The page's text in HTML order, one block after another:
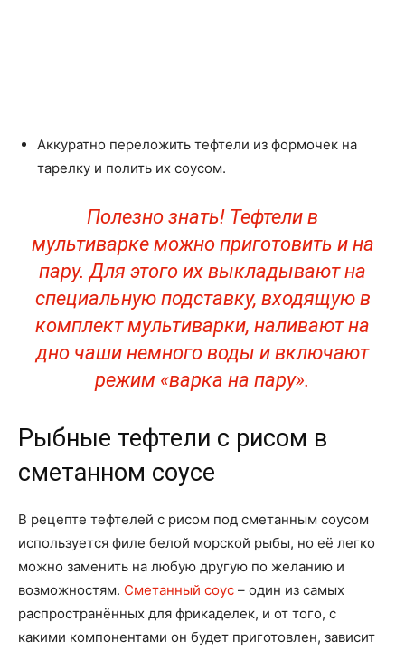
Аккуратно переложить тефтели из формочек на
тарелку и полить их соусом.
Полезно знать! Тефтели в
мультиварке можно приготовить и на
пару. Для этого их выкладывают на
специальную подставку, входящую в
комплект мультиварки, наливают на
дно чаши немного воды и включают
режим «варка на пару».
Рыбные тефтели с рисом в
сметанном соусе
В рецепте тефтелей с рисом под сметанным соусом
используется филе белой морской рыбы, но её легко
можно заменить на любую другую по желанию и
возможностям. Сметанный соус – один из самых
распространённых для фрикаделек, и от того, с
какими компонентами он будет приготовлен, зависит